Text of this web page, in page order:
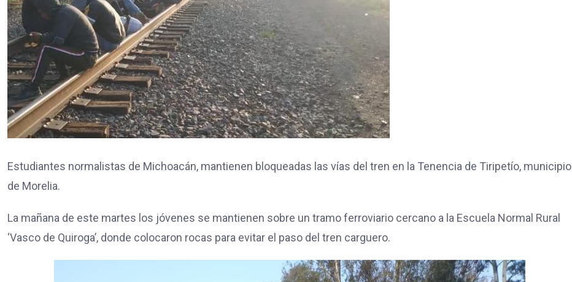
Estudiantes normalistas de Michoacán, mantienen bloqueadas las vías del tren en la Tenencia de Tiripetío, municipio
de Morelia.
La mañana de este martes los jóvenes se mantienen sobre un tramo ferroviario cercano a la Escuela Normal Rural
‘Vasco de Quiroga’, donde colocaron rocas para evitar el paso del tren carguero.